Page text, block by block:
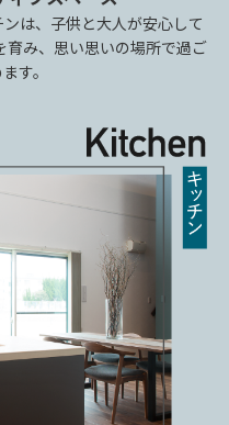
は、子供と大人が安心して
み、思い思いの場所で過ご
す。